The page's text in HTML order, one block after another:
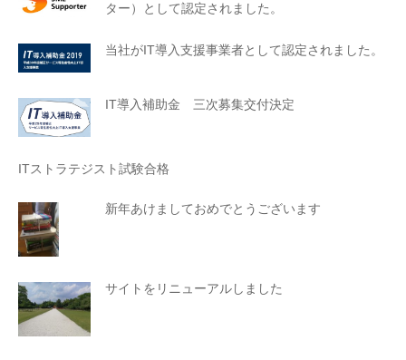
ター）として認定されました。
当社がIT導入支援事業者として認定されました。
IT導入補助金 三次募集交付決定
ITストラテジスト試験合格
新年あけましておめでとうございます
サイトをリニューアルしました